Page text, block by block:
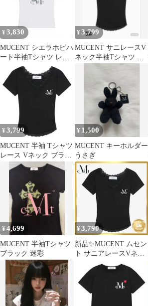
¥ 3,830
MUCENT シエラホピハ
ート半袖Tシャツ レオ
パード XS 新品
¥3,799
MUCENT サニレースV
ネック半袖Tシャツ ブ
¥ 3,799
MUCENT 半袖 Tシャツ
レース Vネック ブラッ
ク 正規品 新品 タグ付
¥ 1,500
MUCENT キーホルダー
うさぎ
¥4,699
MUCENT 半袖Tシャツ
ブラック 迷彩
¥3,790
新品✨MUCENT ムセン
ト サニアレースVネッ
ク半袖Tシャツ ブラ
ック